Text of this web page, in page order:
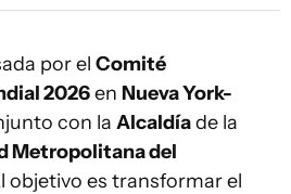
por el Comité
2026en Nueva York-
con la Alcaldíade la
Metropolitana del
objetivo es transformar el